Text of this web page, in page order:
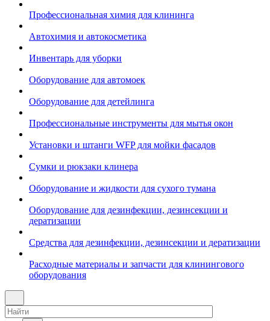
Профессиональная химия для клининга
Автохимия и автокосметика
Инвентарь для уборки
Оборудование для автомоек
Оборудование для детейлинга
Профессиональные инструменты для мытья окон
Установки и штанги WFP для мойки фасадов
Сумки и рюкзаки клинера
Оборудование и жидкости для сухого тумана
Оборудование для дезинфекции, дезинсекции и
дератизации
Средства для дезинфекции, дезинсекции и дератизации
Расходные материалы и запчасти для клинингового
оборудования